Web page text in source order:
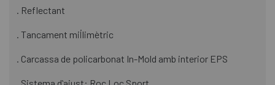
. Reflectant
. Tancament mil·limètric
. Carcassa de policarbonat In-Mold amb interior EPS